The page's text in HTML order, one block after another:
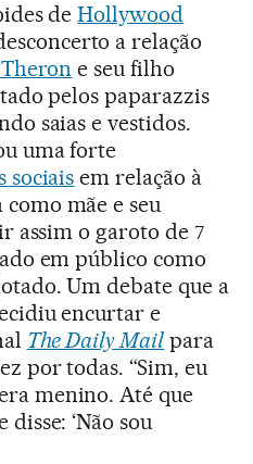
deHollywood
a relação
e seu filho
pelos paparazzis
saias e vestidos.
uma forte
sociais em relação à
mãe e seu
assim o garoto de 7
em público como
Um debate que a
encurtar e
The Daily Mail para
por todas. “Sim, eu
menino. Até que
‘Não sou